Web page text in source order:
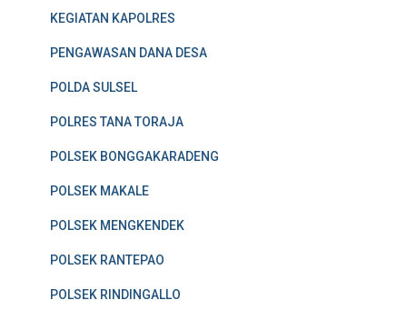
KEGIATAN KAPOLRES
PENGAWASAN DANA DESA
POLDA SULSEL
POLRES TANA TORAJA
POLSEK BONGGAKARADENG
POLSEK MAKALE
POLSEK MENGKENDEK
POLSEK RANTEPAO
POLSEK RINDINGALLO